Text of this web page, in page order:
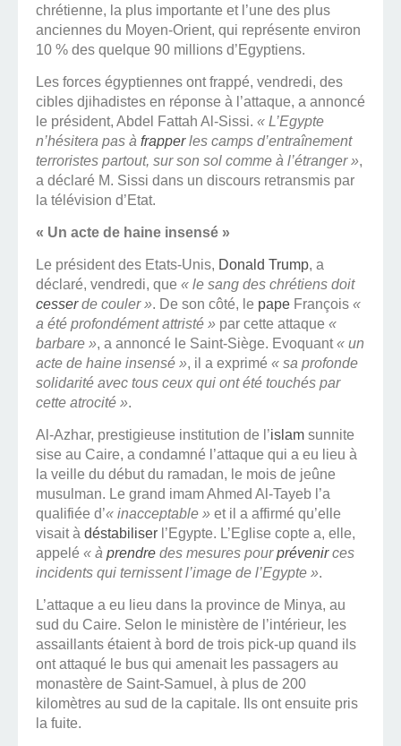
chrétienne, la plus importante et l’une des plus
anciennes du Moyen-Orient, qui représente environ
10 % des quelque 90 millions d’Egyptiens.
Les forces égyptiennes ont frappé, vendredi, des
cibles djihadistes en réponse à l’attaque, a annoncé
le président, Abdel Fattah Al-Sissi. « L’Egypte
n’hésitera pas à frapperles camps d’entraînement
terroristes partout, sur son sol comme à l’étranger »,
a déclaré M. Sissi dans un discours retransmis par
la télévision d’Etat.
« Un acte de haine insensé »
Le président des Etats-Unis, Donald Trump, a
déclaré, vendredi, que « le sang des chrétiens doit
cesserde couler ». De son côté, le pape François «
a été profondément attristé » par cette attaque «
barbare », a annoncé le Saint-Siège. Evoquant« un
acte de haine insensé », il a exprimé « sa profonde
solidarité avec tous ceux qui ont été touchés par
cette atrocité ».
Al-Azhar, prestigieuse institution de l’islam sunnite
sise au Caire, a condamné l’attaque qui a eu lieu à
la veille du début du ramadan, le mois de jeûne
musulman. Le grand imam Ahmed Al-Tayeb l’a
qualifiée d’« inacceptable » et il a affirmé qu’elle
visait à déstabiliser l’Egypte. L’Eglise copte a, elle,
appelé « à prendre des mesures pourprévenirces
incidents qui ternissent l’image de l’Egypte ».
L’attaque a eu lieu dans la province de Minya, au
sud du Caire. Selon le ministère de l’intérieur, les
assaillants étaient à bord de trois pick-up quand ils
ont attaqué le bus qui amenait les passagers au
monastère de Saint-Samuel, à plus de 200
kilomètres au sud de la capitale. Ils ont ensuite pris
la fuite.